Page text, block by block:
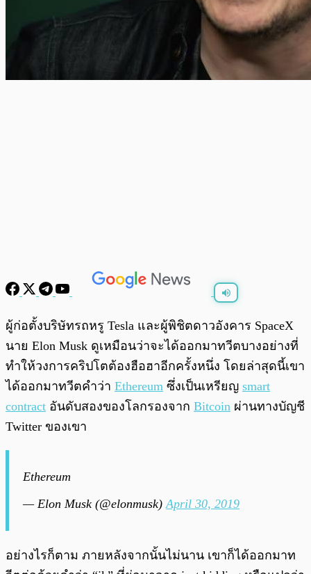
พร้อมเล่น
ผู้ก่อตั้งบริษัทรถหรู Tesla และผู้พิชิตดาวอังคาร SpaceX
นาย Elon Musk ดูเหมือนว่าจะได้ออกมาทวีตบางอย่างที่
ทำให้วงการคริปโตต้องฮือฮาอีกครั้งหนึ่ง โดยล่าสุดนี้เขา
ได้ออกมาทวีตคำว่า Ethereum ซึ่งเป็นเหรียญ smart
contract อันดับสองของโลกรองจาก Bitcoin ผ่านทางบัญชี
Twitter ของเขา
Ethereum
— Elon Musk (@elonmusk)April 30, 2019
อย่างไรก็ตาม ภายหลังจากนั้นไม่นาน เขาก็ได้ออกมาท